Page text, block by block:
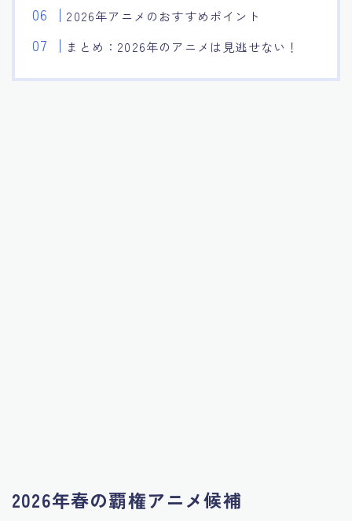
2026年アニメのおすすめポイント
まとめ：2026年のアニメは見逃せない！
2026年春の覇権アニメ候補